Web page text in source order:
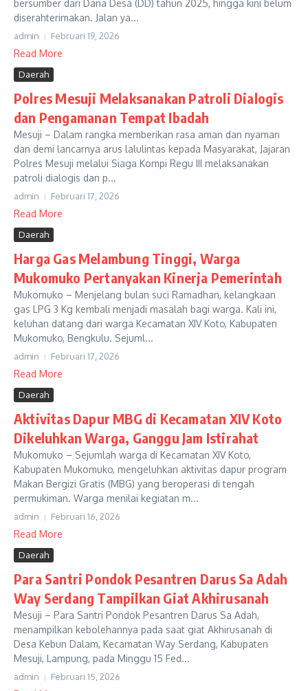
bersumber dari Dana Desa (DD) tahun 2025, hingga kini belum
diserahterimakan. Jalan ya...
admin Februari 19, 2026
Read More
Daerah
Polres Mesuji Melaksanakan Patroli Dialogis
dan Pengamanan Tempat Ibadah
Mesuji – Dalam rangka memberikan rasa aman dan nyaman
dan demi lancarnya arus lalulintas kepada Masyarakat, Jajaran
Polres Mesuji melalui Siaga Kompi Regu III melaksanakan
patroli dialogis dan p...
admin Februari 17, 2026
Read More
Daerah
Harga Gas Melambung Tinggi, Warga
Mukomuko Pertanyakan Kinerja Pemerintah
Mukomuko – Menjelang bulan suci Ramadhan, kelangkaan
gas LPG 3 Kg kembali menjadi masalah bagi warga. Kali ini,
keluhan datang dari warga Kecamatan XIV Koto, Kabupaten
Mukomuko, Bengkulu. Sejuml...
admin Februari 17, 2026
Read More
Daerah
Aktivitas Dapur MBG di Kecamatan XIV Koto
Dikeluhkan Warga, Ganggu Jam Istirahat
Mukomuko – Sejumlah warga di Kecamatan XIV Koto,
Kabupaten Mukomuko, mengeluhkan aktivitas dapur program
Makan Bergizi Gratis (MBG) yang beroperasi di tengah
permukiman. Warga menilai kegiatan m...
admin Februari 16, 2026
Read More
Daerah
Para Santri Pondok Pesantren Darus Sa Adah
Way Serdang Tampilkan Giat Akhirusanah
Mesuji – Para Santri Pondok Pesantren Darus Sa Adah,
menampilkan kebolehannya pada saat giat Akhirusanah di
Desa Kebun Dalam, Kecamatan Way Serdang, Kabupaten
Mesuji, Lampung, pada Minggu 15 Fed...
admin Februari 15, 2026